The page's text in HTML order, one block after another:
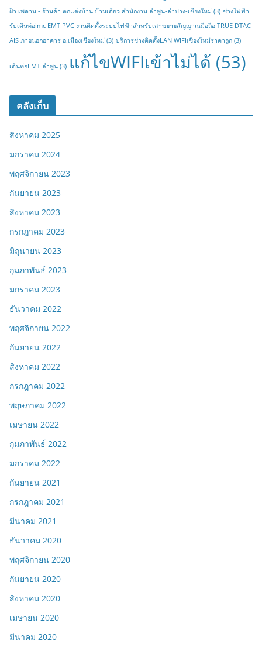
ฝ้า เพดาน - ร้านค้า ตกแต่งบ้าน บ้านเดี่ยว สำนักงาน ลำพูน-ลำปาง-เชียงใหม่ (3) ช่างไฟฟ้า
รับเดินท่อimc EMT PVC งานติดตั้งระบบไฟฟ้าสำหรับเสาขยายสัญญาณมือถือ TRUE DTAC
AIS ภายนอกอาคาร อ.เมืองเชียงใหม่ (3) บริการช่างติดตั้งLAN WIFIเชียงใหม่ราคาถูก (3)
เดินท่อEMT ลำพูน (3) แก้ไขWIFIเข้าไม่ได้ (53)
คลังเก็บ
สิงหาคม 2025
มกราคม 2024
พฤศจิกายน 2023
กันยายน 2023
สิงหาคม 2023
กรกฎาคม 2023
มิถุนายน 2023
กุมภาพันธ์ 2023
มกราคม 2023
ธันวาคม 2022
พฤศจิกายน 2022
กันยายน 2022
สิงหาคม 2022
กรกฎาคม 2022
พฤษภาคม 2022
เมษายน 2022
กุมภาพันธ์ 2022
มกราคม 2022
กันยายน 2021
กรกฎาคม 2021
มีนาคม 2021
ธันวาคม 2020
พฤศจิกายน 2020
กันยายน 2020
สิงหาคม 2020
เมษายน 2020
มีนาคม 2020